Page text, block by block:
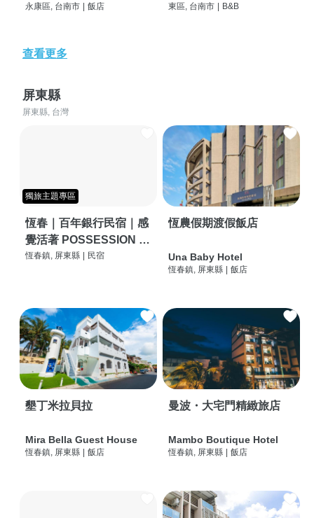
永康區, 台南市 | 飯店 東區, 台南市 | B&B
查看更多
屏東縣
屏東縣, 台灣
獨旅主題專區
恆春｜百年銀行民宿｜感
覺活著 POSSESSION |
背包客棧 | 恆春必住特色
恆春鎮, 屏東縣 民宿
恆農假期渡假飯店
Una Baby Hotel
恆春鎮, 屏東縣 飯店
墾丁米拉貝拉
Mira Bella Guest House
恆春鎮, 屏東縣 飯店
曼波・大宅門精緻旅店
Mambo Boutique Hotel
恆春鎮, 屏東縣 飯店